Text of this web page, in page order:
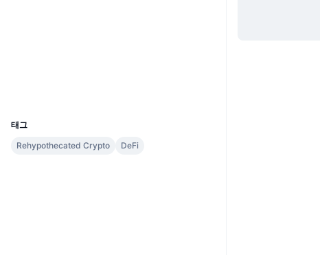
태그
Rehypothecated Crypto
DeFi